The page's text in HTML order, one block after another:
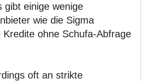
gibt einige wenige
wie die Sigma
Kredite ohne Schufa-Abfrage
oft an strikte